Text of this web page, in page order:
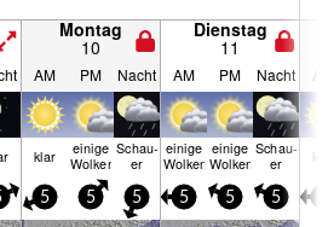
Montag
10
Dienstag
11
AM PM Nacht AM PM Nacht
klar einige
Wolken
Schau­
er
einige
Wolken
einige
Wolken
Schau­
er
5 5 5 5 5 5